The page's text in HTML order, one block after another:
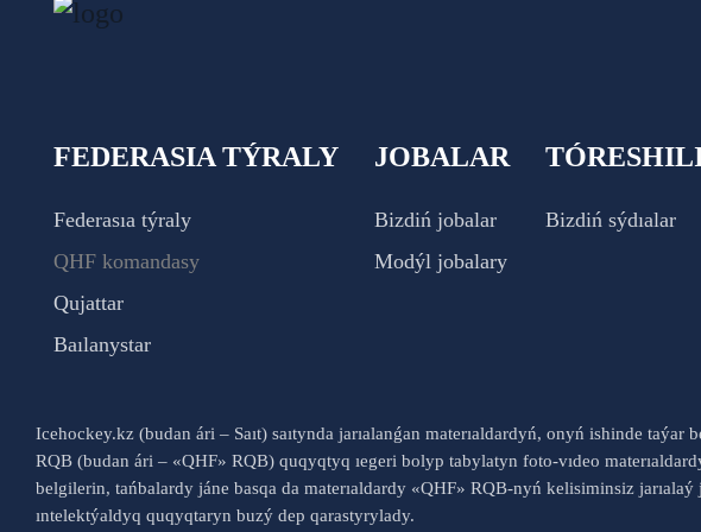
FEDERASIA TÝRALY
Federasıa týraly
QHF komandasy
Qujattar
Baılanystar
JOBALAR
Bizdiń jobalar
Modýl jobalary
Bizdiń sýdıalar
Icehockey.kz (budan ári – Saıt) saıtynda jarıalanǵan materıaldardyń, onyń ishinde
RQB (budan ári – «QHF» RQB) quqyqtyq ıegeri bolyp tabylatyn foto-vıdeo
belgilerin, tańbalardy jáne basqa da materıaldardy «QHF» RQB-nyń kelisiminsiz jarıalaý
ıntelektýaldyq quqyqtaryn buzý dep qarastyrylady.